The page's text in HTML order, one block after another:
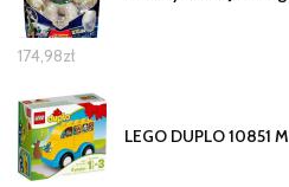
174,98zł
LEGO DUPLO 10851